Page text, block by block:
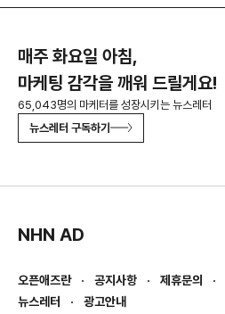
매주 화요일 아침,
마케팅 감각을 깨워 드릴게요!
65,043명의 마케터를 성장시키는 뉴스레터
뉴스레터 구독하기
NHN AD
오픈애즈란 공지사항 제휴문의
뉴스레터
광고안내